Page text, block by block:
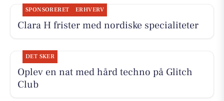
SPONSORERET ERHVERV
Clara H frister med nordiske specialiteter
DET SKER
Oplev en nat med hård techno på Glitch
Club